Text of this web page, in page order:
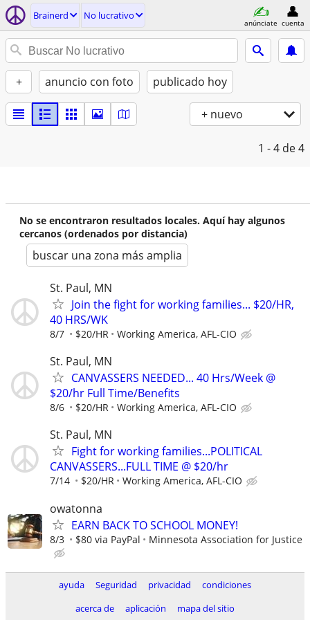
Brainerd No lucrativo
anúnciate cuenta
+ anuncio con foto publicado hoy
+ nuevo
1 - 4 de 4
No se encontraron resultados locales. Aquí hay algunos
cercanos (ordenados por distancia)
buscar una zona más amplia
St. Paul, MN
Join the fight for working families... $20/HR,
40 HRS/WK
8/7 $20/HR Working America, AFL-CIO
St. Paul, MN
CANVASSERS NEEDED... 40 Hrs/Week @
$20/hr Full Time/Benefits
8/6 $20/HR Working America, AFL-CIO
St. Paul, MN
Fight for working families...POLITICAL
CANVASSERS...FULL TIME @ $20/hr
7/14 $20/HR Working America, AFL-CIO
owatonna
EARN BACK TO SCHOOL MONEY!
8/3 $80 via PayPal Minnesota Association for Justice
ayuda Seguridad privacidad
condiciones
acerca de
aplicación mapa del sitio